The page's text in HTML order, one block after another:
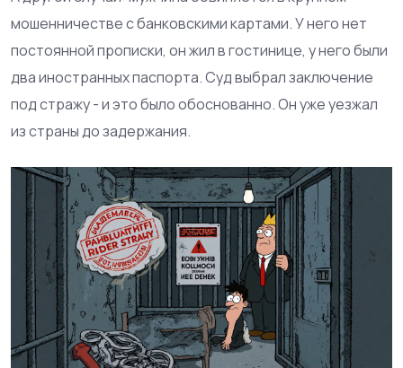
мошенничестве с банковскими картами. У него нет
постоянной прописки, он жил в гостинице, у него были
два иностранных паспорта. Суд выбрал заключение
под стражу - и это было обоснованно. Он уже уезжал
из страны до задержания.